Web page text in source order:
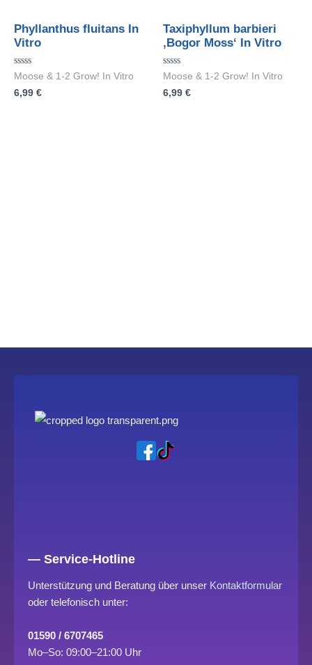
Phyllanthus fluitans In
Vitro
Bewertet
0
Moose & 1-2 Grow! In Vitro
6,99 €
Taxiphyllum barbieri
‚Bogor Moss‘ In Vitro
Bewertet
0
Moose & 1-2 Grow! In Vitro
6,99 €
— Service-Hotline
Unterstützung und Beratung über unser Kontaktformular
oder telefonisch unter:
01590 / 6707465
Mo–So: 09:00–21:00 Uhr